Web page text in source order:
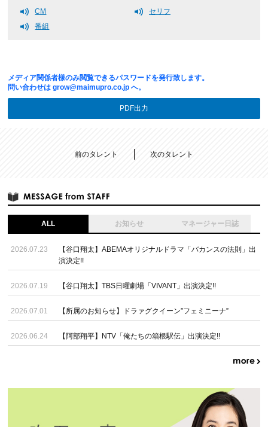
CM
セリフ
番組
メディア関係者様のみ閲覧できるパスワードを発行致します。
問い合わせはgrow@maimupro.co.jp へ。
PDF出力
前のタレント 次のタレント
ALL お知らせ マネージャー日誌
2026.07.23
【谷口翔太】ABEMAオリジナルドラマ「バカンスの法則」出
演決定!!
2026.07.19 【谷口翔太】TBS日曜劇場「VIVANT」出演決定!!
2026.07.01 【所属のお知らせ】ドラァグクイーン”フェミニーナ”
2026.06.24 【阿部翔平】NTV「俺たちの箱根駅伝」出演決定!!